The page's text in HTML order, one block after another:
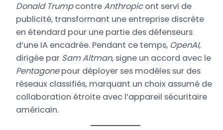
Donald TrumpcontreAnthropicont servi de
publicité, transformant une entreprise discrète
en étendard pour une partie des défenseurs
d’une IA encadrée. Pendant ce temps, OpenAI,
dirigée par Sam Altman, signe un accord avec le
Pentagonepour déployer ses modèles sur des
réseaux classifiés, marquant un choix assumé de
collaboration étroite avec l’appareil sécuritaire
américain.